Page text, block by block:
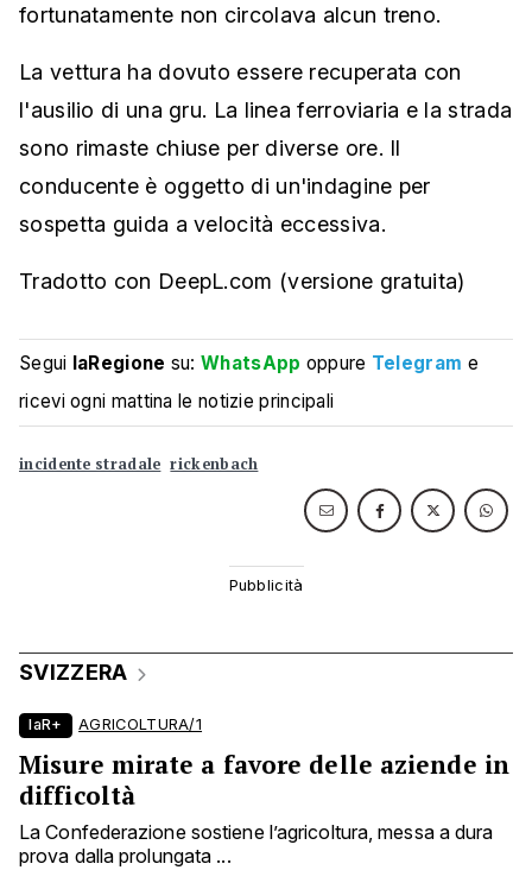
fortunatamente non circolava alcun treno.
La vettura ha dovuto essere recuperata con
l'ausilio di una gru. La linea ferroviaria e la strada
sono rimaste chiuse per diverse ore. Il
conducente è oggetto di un'indagine per
sospetta guida a velocità eccessiva.
Tradotto con DeepL.com (versione gratuita)
Segui laRegione su:WhatsApp oppure Telegram e
ricevi ogni mattina le notizie principali
incidente stradale rickenbach
SVIZZERA
laR+ AGRICOLTURA/1
Misure mirate a favore delle aziende in
difficoltà
La Confederazione sostiene l’agricoltura, messa a dura
prova dalla prolungata ...